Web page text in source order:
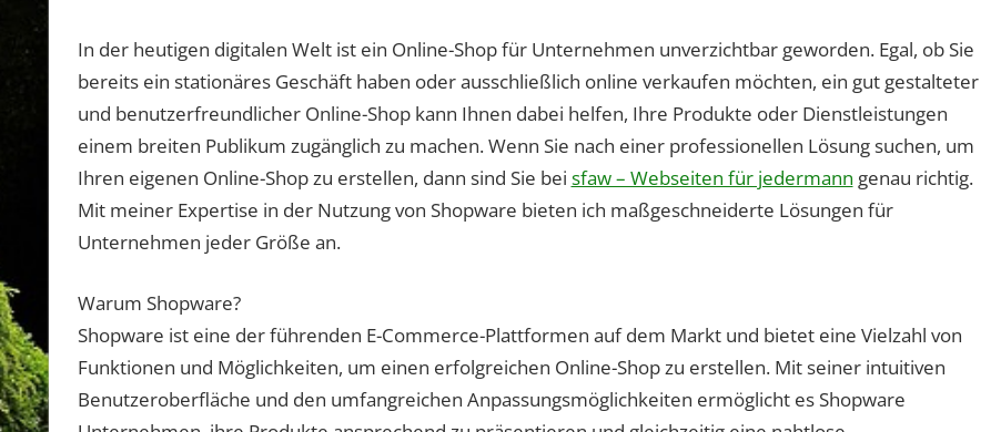
In der heutigen digitalen Welt ist ein Online-Shop für Unternehmen unverzichtbar geworden. Egal, ob Sie
bereits ein stationäres Geschäft haben oder ausschließlich online verkaufen möchten, ein gut gestalteter
und benutzerfreundlicher Online-Shop kann Ihnen dabei helfen, Ihre Produkte oder Dienstleistungen
einem breiten Publikum zugänglich zu machen. Wenn Sie nach einer professionellen Lösung suchen, um
Ihren eigenen Online-Shop zu erstellen, dann sind Sie bei sfaw – Webseiten für jedermann genau richtig.
Mit meiner Expertise in der Nutzung von Shopware bieten ich maßgeschneiderte Lösungen für
Unternehmen jeder Größe an.
Warum Shopware?
Shopware ist eine der führenden E-Commerce-Plattformen auf dem Markt und bietet eine Vielzahl von
Funktionen und Möglichkeiten, um einen erfolgreichen Online-Shop zu erstellen. Mit seiner intuitiven
Benutzeroberfläche und den umfangreichen Anpassungsmöglichkeiten ermöglicht es Shopware